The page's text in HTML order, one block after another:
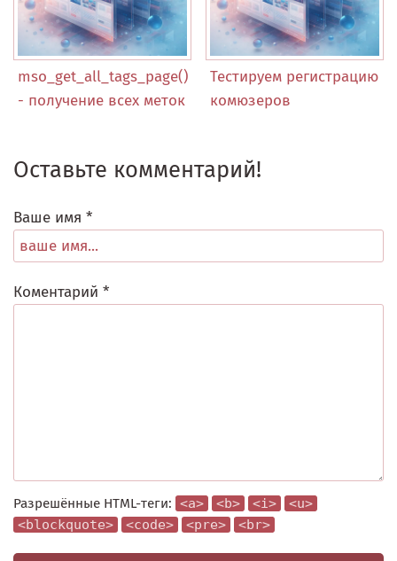
mso_get_all_tags_page()
- получение всех меток
Тестируем регистрацию
комюзеров
Оставьте комментарий!
Ваше имя *
Коментарий *
Разрешённые HTML-теги: <a> <b> <i>
<u>
<blockquote>
<code> <pre> <br>